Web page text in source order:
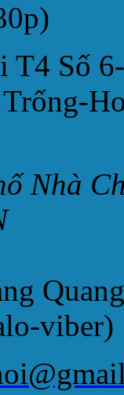
T4 Số
Nhà
viber)